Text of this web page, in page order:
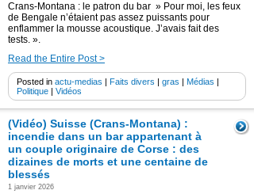
Crans-Montana : le patron du bar » Pour moi, les feux
de Bengale n’étaient pas assez puissants pour
enflammer la mousse acoustique. J’avais fait des
tests. ».
Read the Entire Post >
Posted in actu-medias | Faits divers | gras | Médias |
Politique | Vidéos
(Vidéo) Suisse (Crans-Montana) :
incendie dans un bar appartenant à
un couple originaire de Corse : des
dizaines de morts et une centaine de
blessés
1 janvier 2026